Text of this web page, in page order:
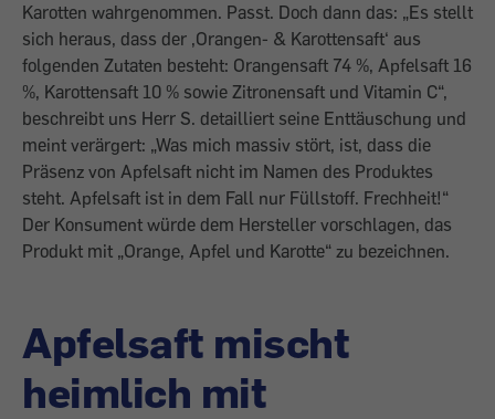
Karotten wahrgenommen. Passt. Doch dann das: „Es stellt
sich heraus, dass der ‚Orangen- & Karottensaft‘ aus
folgenden Zutaten besteht: Orangensaft 74 %, Apfelsaft 16
%, Karottensaft 10 % sowie Zitronensaft und Vitamin C“,
beschreibt uns Herr S. detailliert seine Enttäuschung und
meint verärgert: „Was mich massiv stört, ist, dass die
Präsenz von Apfelsaft nicht im Namen des Produktes
steht. Apfelsaft ist in dem Fall nur Füllstoff. Frechheit!“
Der Konsument würde dem Hersteller vorschlagen, das
Produkt mit „Orange, Apfel und Karotte“ zu bezeichnen.
Apfelsaft mischt
heimlich mit